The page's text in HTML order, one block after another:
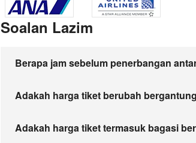
Soalan Lazim
Berapa jam sebelum penerbangan
Adakah harga tiket berubah
Adakah harga tiket termasuk bagasi